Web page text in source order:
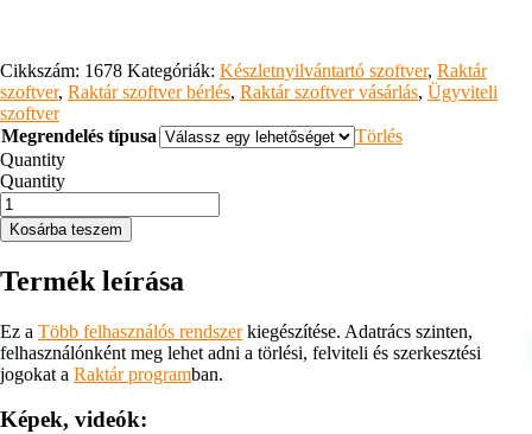
Cikkszám: 1678 Kategóriák: Készletnyilvántartó szoftver, Raktár
szoftver, Raktár szoftver bérlés, Raktár szoftver vásárlás, Ügyviteli
szoftver
Megrendelés típusa
Törlés
Quantity
Quantity
Mező
szintű
Jogosultság
mennyiség
Kosárba teszem
Termék leírása
Ez a Több felhasználós rendszerkiegészítése. Adatrács szinten,
felhasználónként meg lehet adni a törlési, felviteli és szerkesztési
jogokat a Raktár programban.
Képek, videók: